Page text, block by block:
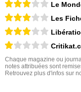
Le
Les
Chaque magazine ou
notes attribuées sont
Retrouvez plus d'infos sur